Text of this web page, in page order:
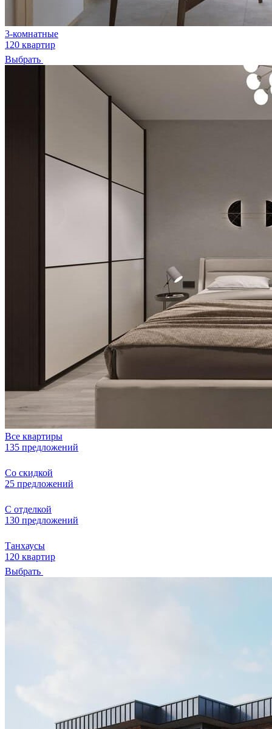
3-комнатные
120 квартир
Выбрать
Все квартиры
135 предложений
Со скидкой
25 предложений
С отделкой
130 предложений
Танхаусы
120 квартир
Выбрать